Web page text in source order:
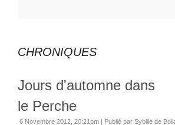
CHRONIQUES
Jours d'automne dans
le Perche
6 Novembre 2012, 20:21pm | Publié par Sybille de